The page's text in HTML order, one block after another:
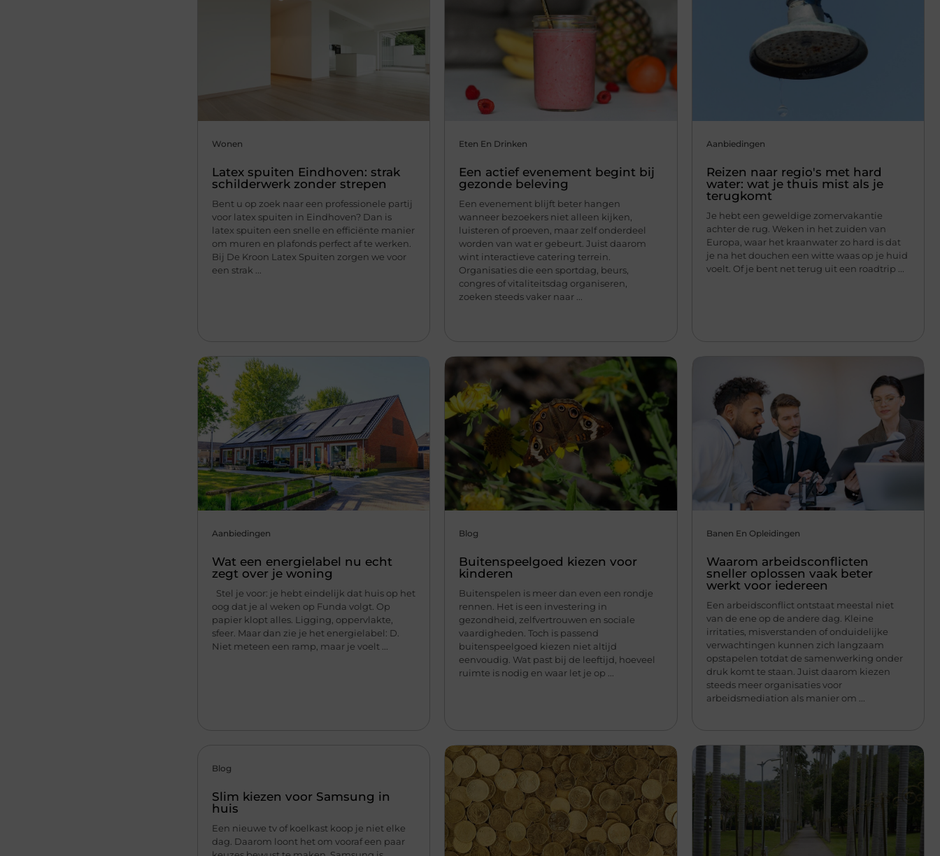
Wonen
Latex spuiten Eindhoven: strak
schilderwerk zonder strepen
Bent u op zoek naar een professionele partij
voor latex spuiten in Eindhoven? Dan is
latex spuiten een snelle en efficiënte manier
om muren en plafonds perfect af te werken.
Bij De Kroon Latex Spuiten zorgen we voor
een strak ...
Eten En Drinken
Een actief evenement begint bij
gezonde beleving
Een evenement blijft beter hangen
wanneer bezoekers niet alleen kijken,
luisteren of proeven, maar zelf onderdeel
worden van wat er gebeurt. Juist daarom
wint interactieve catering terrein.
Organisaties die een sportdag, beurs,
congres of vitaliteitsdag organiseren,
zoeken steeds vaker naar ...
Aanbiedingen
Reizen naar regio's met hard
water: wat je thuis mist als je
terugkomt
Je hebt een geweldige zomervakantie
achter de rug. Weken in het zuiden van
Europa, waar het kraanwater zo hard is dat
je na het douchen een witte waas op je huid
voelt. Of je bent net terug uit een roadtrip ...
Aanbiedingen
Wat een energielabel nu echt
zegt over je woning
Stel je voor: je hebt eindelijk dat huis op het
oog dat je al weken op Funda volgt. Op
papier klopt alles. Ligging, oppervlakte,
sfeer. Maar dan zie je het energielabel: D.
Niet meteen een ramp, maar je voelt ...
Blog
Buitenspeelgoed kiezen voor
kinderen
Buitenspelen is meer dan even een rondje
rennen. Het is een investering in
gezondheid, zelfvertrouwen en sociale
vaardigheden. Toch is passend
buitenspeelgoed kiezen niet altijd
eenvoudig. Wat past bij de leeftijd, hoeveel
ruimte is nodig en waar let je op ...
Banen En Opleidingen
Waarom arbeidsconflicten
sneller oplossen vaak beter
werkt voor iedereen
Een arbeidsconflict ontstaat meestal niet
van de ene op de andere dag. Kleine
irritaties, misverstanden of onduidelijke
verwachtingen kunnen zich langzaam
opstapelen totdat de samenwerking onder
druk komt te staan. Juist daarom kiezen
steeds meer organisaties voor
arbeidsmediation als manier om ...
Blog
Slim kiezen voor Samsung in
huis
Een nieuwe tv of koelkast koop je niet elke
dag. Daarom loont het om vooraf een paar